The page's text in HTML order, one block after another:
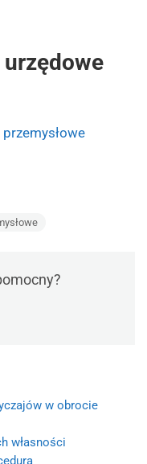
urzędowe
w obrocie
własności